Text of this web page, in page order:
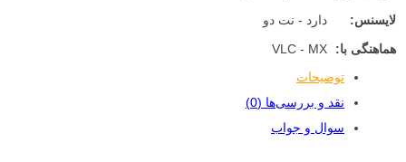
لایسنس:
دارد - نت دو
هماهنگی با:
VLC - MX
توضیحات
نقد و بررسی‌ها (0)
سوال و جواب